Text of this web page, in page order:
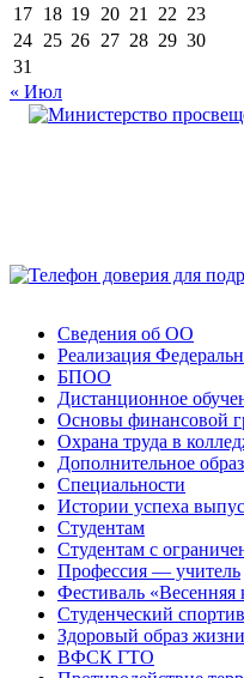
17 18 19 20 21 22 23
24 25 26 27 28 29 30
31
« Июл
Сведения об ОО
Реализация
БПОО
Дистанционное
Основы финансовой
Охрана труда в
Дополнительное
Специальности
Истории успеха
Студентам
Студентам с
Профессия — учитель
Фестиваль «Весенняя
Студенческий
Здоровый образ жизни
ВФСК ГТО